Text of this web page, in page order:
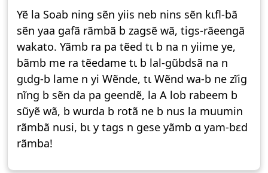
Yẽ la Soab ning sẽn yiis neb nins sẽn kɩfl-bã
sẽn yaa gafã rãmbã b zagsẽ wã, tigs-rãeengã
wakato. Yãmb ra pa tẽed tɩ b na n yiime ye,
bãmb me ra tẽedame tɩ b lal-gũbdsã na n
gɩdg-b lame n yi Wẽnde, tɩ Wẽnd wa-b ne zĩig
nĩng b sẽn da pa geendẽ, la A lob rabeem b
sũyẽ wã, b wurda b rotã ne b nus la muumin
rãmbã nusi, bɩ y tags n gese yãmb ɑ yam-bεd
rãmba!